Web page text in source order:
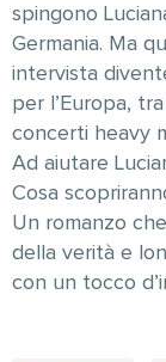
spingono
Germania. Ma
intervista
per l’Europa,
concerti heavy
Ad aiutare
Cosa
Un romanzo
della verità e
con un tocco